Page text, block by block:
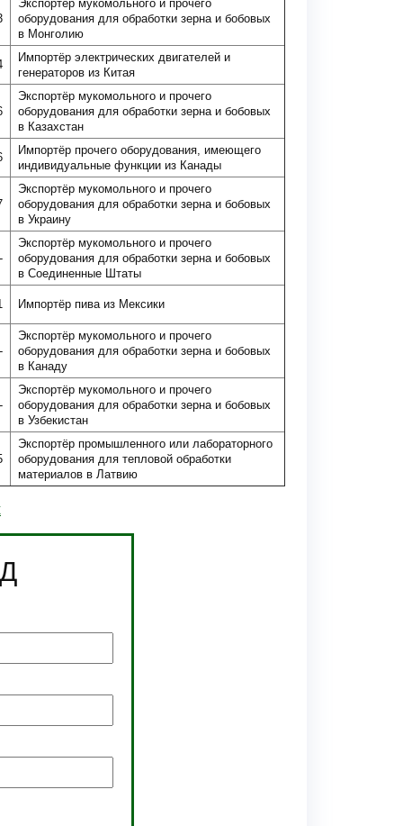
Экспортёр мукомольного и прочего
оборудования для обработки зерна и бобовых
в Монголию
Импортёр электрических двигателей и
генераторов из Китая
Экспортёр мукомольного и прочего
оборудования для обработки зерна и бобовых
в Казахстан
Импортёр прочего оборудования, имеющего
индивидуальные функции из Канады
Экспортёр мукомольного и прочего
оборудования для обработки зерна и бобовых
в Украину
-
Экспортёр мукомольного и прочего
оборудования для обработки зерна и бобовых
в Соединенные Штаты
Импортёр пива из Мексики
-
Экспортёр мукомольного и прочего
оборудования для обработки зерна и бобовых
в Канаду
-
Экспортёр мукомольного и прочего
оборудования для обработки зерна и бобовых
в Узбекистан
Экспортёр промышленного или лабораторного
оборудования для тепловой обработки
материалов в Латвию